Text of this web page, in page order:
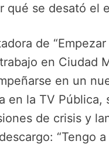
qué se desató el
de
en Ciudad
en un
en la TV Pública,
de crisis y
“Tengo